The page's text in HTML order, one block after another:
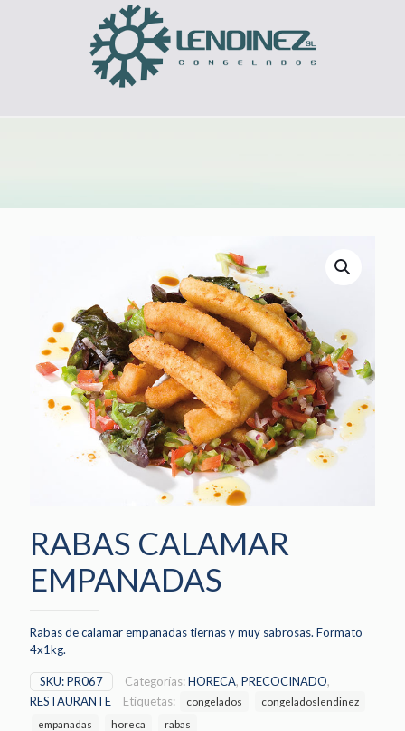
RABAS CALAMAR
EMPANADAS
Rabas de calamar empanadas tiernas y muy sabrosas. Formato
4x1kg.
SKU:PR067 Categorías:HORECA, PRECOCINADO,
RESTAURANTE
Etiquetas: congelados
congeladoslendinez
empanadas
horeca rabas